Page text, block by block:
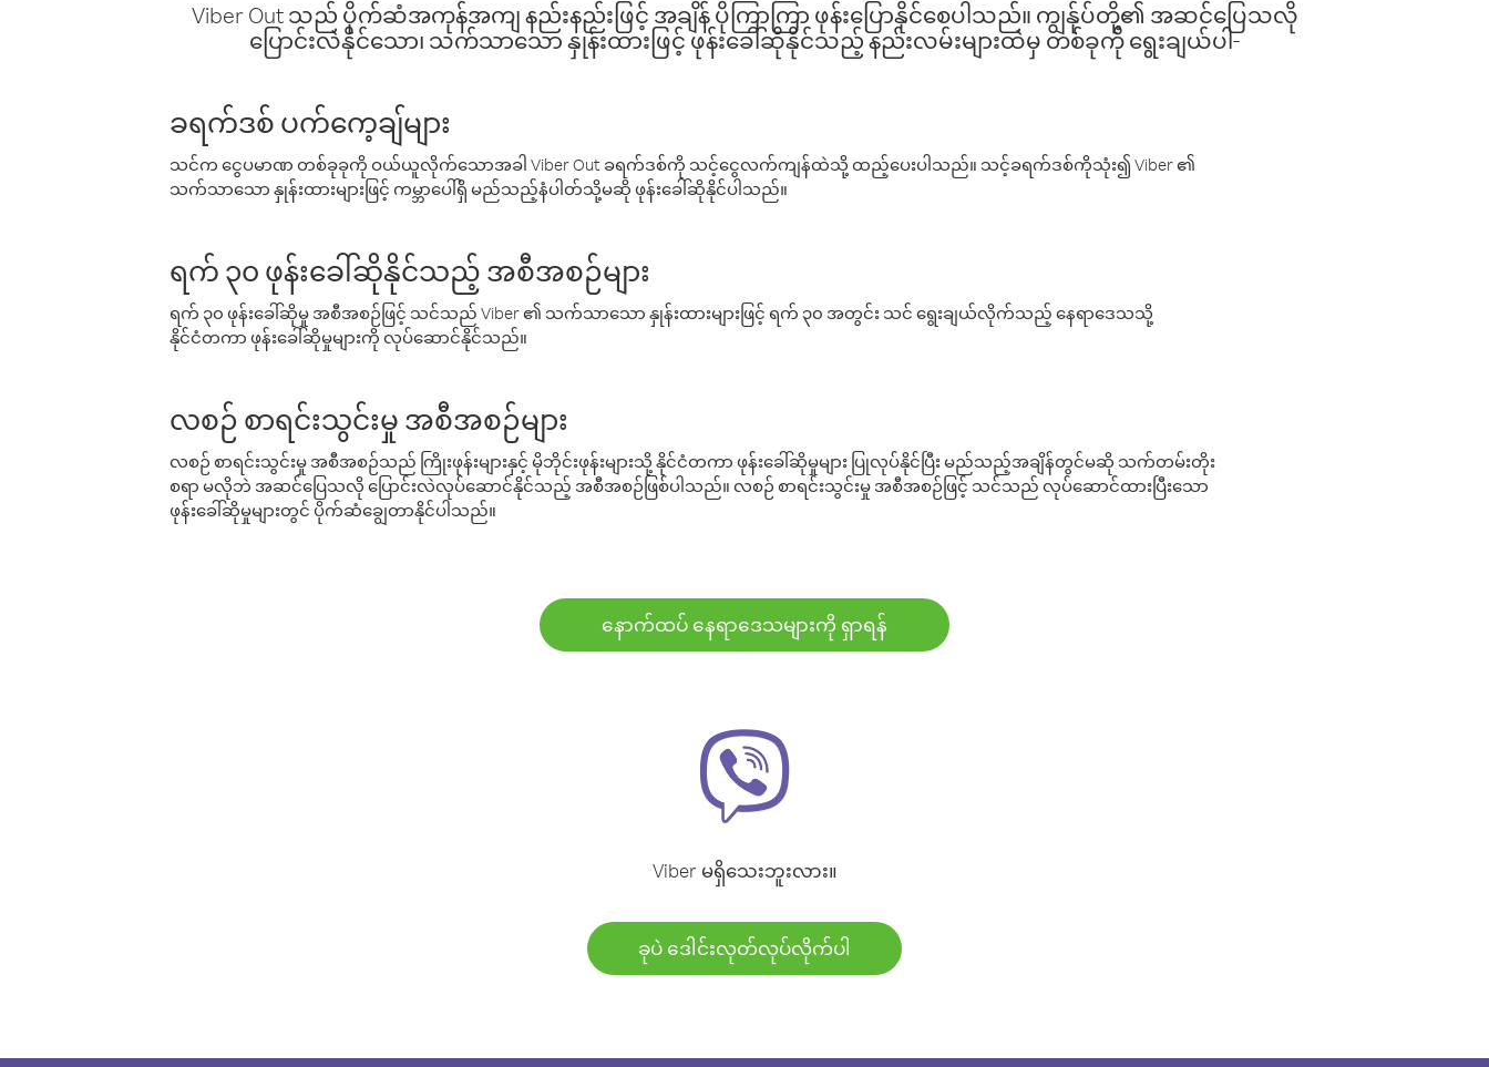
Viber Out သည် ပိုက်ဆံအကုန်အကျ နည်းနည်းဖြင့် အချိန် ပိုကြာကြာ ဖုန်းပြောနိုင်စေပါသည်။ ကျွန်ုပ်တို့၏ အဆင်ပြေသလို
ပြောင်းလဲနိုင်သော၊ သက်သာသော နှုန်းထားဖြင့် ဖုန်းခေါ်ဆိုနိုင်သည့် နည်းလမ်းများထဲမှ တစ်ခုကို ရွေးချယ်ပါ-
ခရက်ဒစ် ပက်ကေ့ချ်များ
သင်က ငွေပမာဏ တစ်ခုခုကို ဝယ်ယူလိုက်သောအခါ Viber Out ခရက်ဒစ်ကို သင့်ငွေလက်ကျန်ထဲသို့ ထည့်ပေးပါသည်။ သင့်ခရက်ဒစ်ကိုသုံး၍ Viber ၏
သက်သာသော နှုန်းထားများဖြင့် ကမ္ဘာပေါ်ရှိ မည်သည့်နံပါတ်သို့မဆို ဖုန်းခေါ်ဆိုနိုင်ပါသည်။
ရက် ၃၀ ဖုန်းခေါ်ဆိုနိုင်သည့် အစီအစဉ်များ
ရက် ၃၀ ဖုန်းခေါ်ဆိုမှု အစီအစဉ်ဖြင့် သင်သည် Viber ၏ သက်သာသော နှုန်းထားများဖြင့် ရက် ၃၀ အတွင်း သင် ရွေးချယ်လိုက်သည့် နေရာဒေသသို့
နိုင်ငံတကာ ဖုန်းခေါ်ဆိုမှုများကို လုပ်ဆောင်နိုင်သည်။
လစဉ် စာရင်းသွင်းမှု အစီအစဉ်များ
လစဉ် စာရင်းသွင်းမှု အစီအစဉ်သည် ကြိုးဖုန်းများနှင့် မိုဘိုင်းဖုန်းများသို့ နိုင်ငံတကာ ဖုန်းခေါ်ဆိုမှုများ ပြုလုပ်နိုင်ပြီး မည်သည့်အချိန်တွင်မဆို သက်တမ်းတိုး
စရာ မလိုဘဲ အဆင်ပြေသလို ပြောင်းလဲလုပ်ဆောင်နိုင်သည့် အစီအစဉ်ဖြစ်ပါသည်။ လစဉ် စာရင်းသွင်းမှု အစီအစဉ်ဖြင့် သင်သည် လုပ်ဆောင်ထားပြီးသော
ဖုန်းခေါ်ဆိုမှုများတွင် ပိုက်ဆံချွေတာနိုင်ပါသည်။
နောက်ထပ် နေရာဒေသများကို ရှာရန်
Viber မရှိသေးဘူးလား။
ခုပဲ ဒေါင်းလုတ်လုပ်လိုက်ပါ